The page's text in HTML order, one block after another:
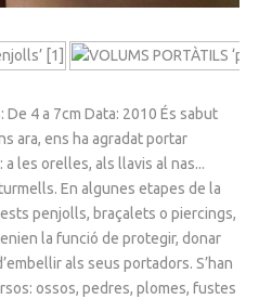
4 a 7cm Data: 2010 És sabut
ara, ens ha agradat portar
les orelles, als llavis al nas...
En algunes etapes de la
penjolls, braçalets o piercings,
la funció de protegir, donar
als seus portadors. S’han
ossos, pedres, plomes, fustes